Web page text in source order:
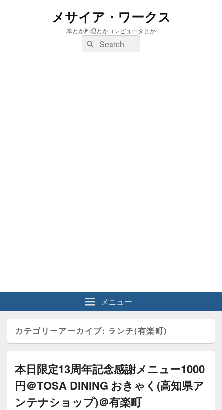
メサイア・ワークス
本とか料理とかコンピュータとか
検
索:
検
索
メニュー
カテゴリーアーカイブ: ランチ(有楽町)
本日限定13周年記念感謝メニュー1000
円＠TOSA DINING おきゃく(高知県ア
ンテナショップ)＠有楽町